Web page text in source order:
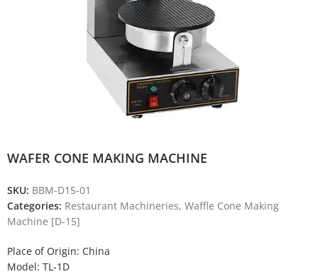
WAFER CONE MAKING MACHINE
SKU: BBM-D15-01
Categories: Restaurant Machineries, Waffle Cone Making
Machine [D-15]
Place of Origin: China
Model: TL-1D